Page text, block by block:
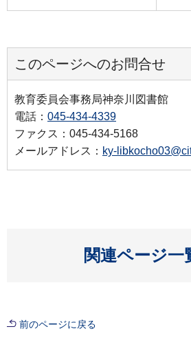
このページへのお問合せ
教育委員会事務局神奈川図書館
電話： 045-434-4339
ファクス：045-434-5168
メールアドレス： ky-
関連ページ一
開く
前のページに戻る